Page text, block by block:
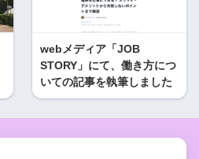
webメディア「JOB
STORY」にて、働き方につ
いての記事を執筆しました